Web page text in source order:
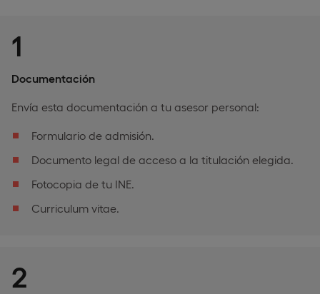
1
Documentación
Envía esta documentación a tu asesor personal:
Formulario de admisión.
Documento legal de acceso a la titulación elegida.
Fotocopia de tu INE.
Curriculum vitae.
2